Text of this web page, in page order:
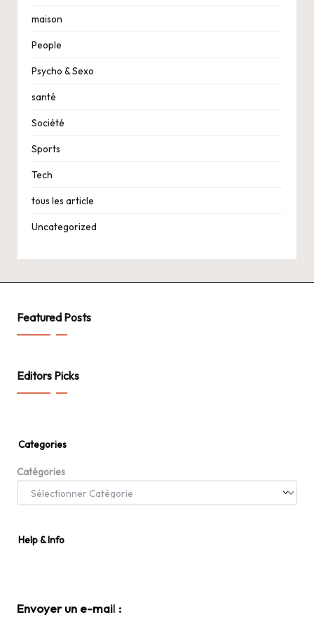
maison
People
Psycho & Sexo
santé
Société
Sports
Tech
tous les article
Uncategorized
Featured Posts
Editors Picks
Categories
Catégories
Help & Info
Envoyer un e-mail :